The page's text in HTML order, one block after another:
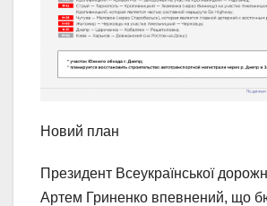
Новий план
Президент Всеукраїнської
Артем Гриненко впевнений, що